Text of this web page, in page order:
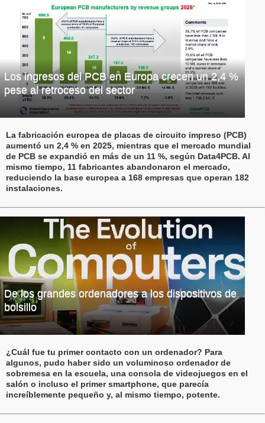
Los ingresos del PCB en Europa crecen un 2,4 %
pese al retroceso del sector
La fabricación europea de placas de circuito impreso (PCB)
aumentó un 2,4 % en 2025, mientras que el mercado mundial
de PCB se expandió en más de un 11 %, según Data4PCB. Al
mismo tiempo, 11 fabricantes abandonaron el mercado,
reduciendo la base europea a 168 empresas que operan 182
instalaciones.
De los grandes ordenadores a los dispositivos de
bolsillo
¿Cuál fue tu primer contacto con un ordenador? Para
algunos, pudo haber sido un voluminoso ordenador de
sobremesa en la escuela, una consola de videojuegos en el
salón o incluso el primer smartphone, que parecía
increíblemente pequeño y, al mismo tiempo, potente.